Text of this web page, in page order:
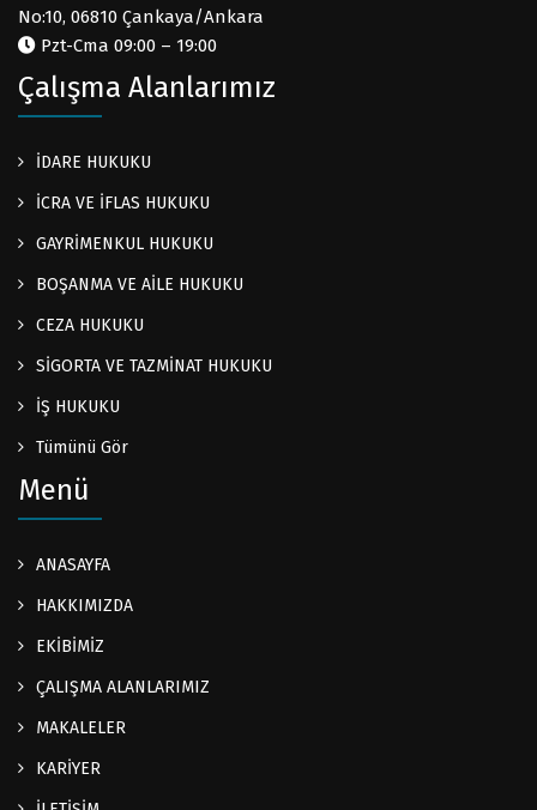
No:10, 06810 Çankaya/Ankara
Pzt-Cma 09:00 – 19:00
Çalışma Alanlarımız
İDARE HUKUKU
İCRA VE İFLAS HUKUKU
GAYRİMENKUL HUKUKU
BOŞANMA VE AİLE HUKUKU
CEZA HUKUKU
SİGORTA VE TAZMİNAT HUKUKU
İŞ HUKUKU
Tümünü Gör
Menü
ANASAYFA
HAKKIMIZDA
EKİBİMİZ
ÇALIŞMA ALANLARIMIZ
MAKALELER
KARİYER